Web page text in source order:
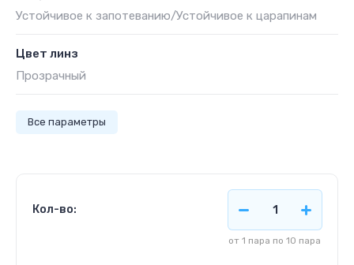
Устойчивое к запотеванию/Устойчивое к царапинам
Цвет линз
Прозрачный
Все параметры
Кол-во:
от 1 пара по 10 пара